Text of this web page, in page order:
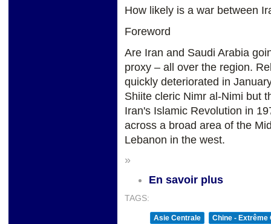
How likely is a war between
Foreword
Are Iran and Saudi Arabia
proxy – all over the region.
quickly deteriorated in
Shiite cleric Nimr al-Nimi but
Iran's Islamic Revolution in
across a broad area of the
Lebanon in the west.
»
En savoir plus
TAGS:
Asie Centrale
Chine - Extrême